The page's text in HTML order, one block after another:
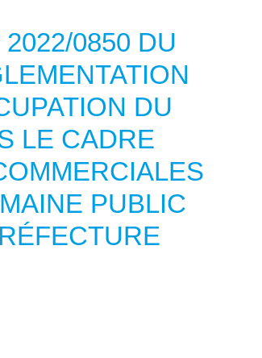
0850 DU
DU
LE CADRE
PUBLIC